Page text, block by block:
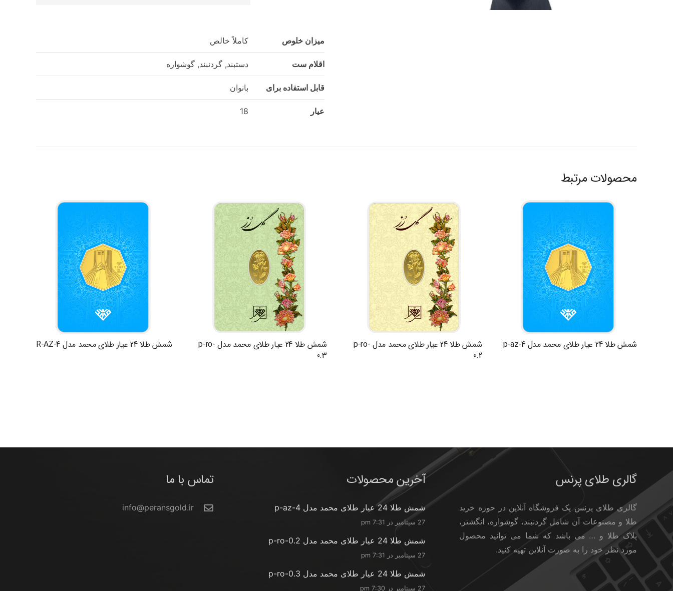
میزان خلوص کاملاً خالص
اقلام ست دستبند, گردنبند, گوشواره
قابل استفاده برای بانوان
عیار 18
محصولات مرتبط
شمش طلا 24 عیار طلای محمد مدل p-az-4
شمش طلا 24 عیار طلای محمد مدل p-ro-
0.2
شمش طلا 24 عیار طلای محمد مدل p-ro-
0.3
شمش طلا 24 عیار طلای محمد مدل R-AZ-4
گالری طلای پرنس
گالری طلای پرنس یک فروشگاه آنلاین در حوزه خرید
طلا و مصنوعات آن شامل گردنبند، گوشواره، انگشتر،
پلاک طلا و … می باشد که شما می توانید محصول
مورد نظر خود را به صورت آنلاین تهیه کنید.
آخرین محصولات
شمش طلا 24 عیار طلای محمد مدل p-az-4
27 سپتامبر در 7:31 pm
شمش طلا 24 عیار طلای محمد مدل p-ro-0.2
27 سپتامبر در 7:31 pm
شمش طلا 24 عیار طلای محمد مدل p-ro-0.3
27 سپتامبر در 7:30 pm
تماس با ما
info@peransgold.ir